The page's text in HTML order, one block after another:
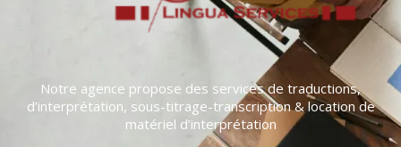
Notre agence propose des services de traductions,
d’interprétation, sous-titrage-transcription & location de
matériel d’interprétation